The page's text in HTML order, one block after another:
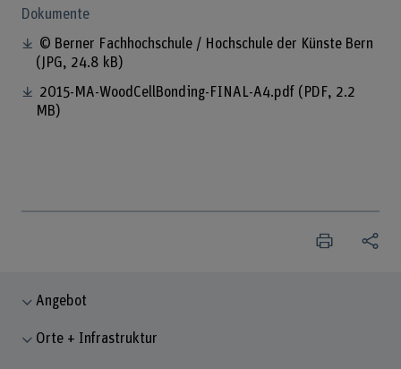
Dokumente
© Berner Fachhochschule / Hochschule der Künste Bern
(JPG, 24.8 kB)
2015-MA-WoodCellBonding-FINAL-A4.pdf (PDF, 2.2
MB)
Angebot
Orte + Infrastruktur